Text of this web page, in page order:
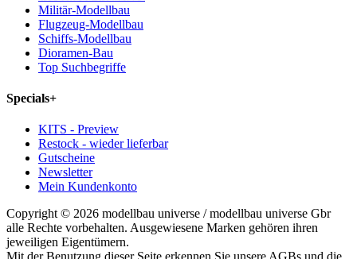
Militär-Modellbau
Flugzeug-Modellbau
Schiffs-Modellbau
Dioramen-Bau
Top Suchbegriffe
Specials+
KITS - Preview
Restock - wieder lieferbar
Gutscheine
Newsletter
Mein Kundenkonto
Copyright © 2026 modellbau universe / modellbau universe Gbr
alle Rechte vorbehalten. Ausgewiesene Marken gehören ihren
jeweiligen Eigentümern.
Mit der Benutzung dieser Seite erkennen Sie unsere AGBs und die